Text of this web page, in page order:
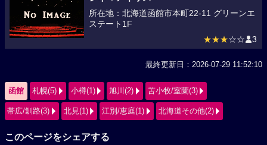
所在地：北海道函館市本町22-11 グリーンエ
ステート1F
★★★☆☆ 3
最終更新日：2026-07-29 11:52:10
函館 札幌(5) 小樽(1) 旭川(2) 苫小牧/室蘭(3)
帯広/釧路(3) 北見(1) 江別/恵庭(1) 北海道その他(2)
このページをシェアする